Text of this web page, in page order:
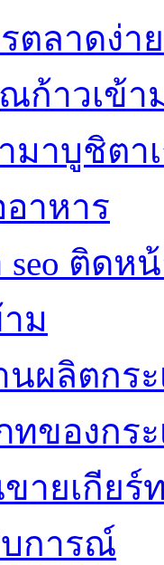
ตลาดง่า
ก้าวเข้
มาบูชิตา
าหาร
seo ติด
ม
นผลิตกร
ทของกระ
ายเกียร์
การณ์